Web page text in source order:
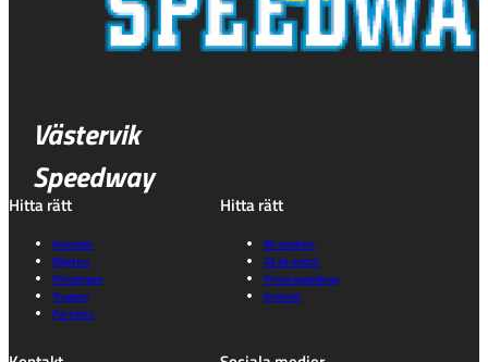
Västervik
Speedway
Hitta rätt
Kalender
Biljetter
Föreningen
Truppen
Partners
Hitta rätt
Bli medlem
Gå på match
Prova speedway
Kontakt